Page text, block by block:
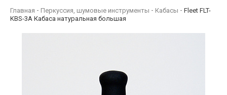
Главная Перкуссия, шумовые инструменты Кабасы
Fleet FLT-
KBS-3A Кабаса натуральная большая